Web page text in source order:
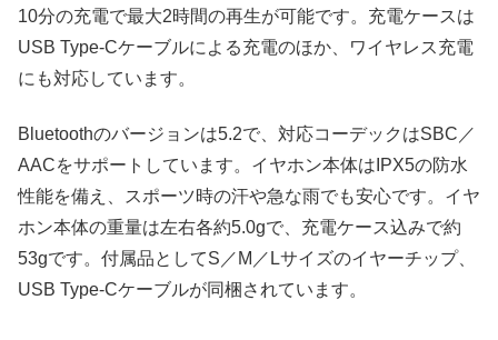
10分の充電で最大2時間の再生が可能です。充電ケースは
USB Type-Cケーブルによる充電のほか、ワイヤレス充電
にも対応しています。
Bluetoothのバージョンは5.2で、対応コーデックはSBC／
AACをサポートしています。イヤホン本体はIPX5の防水
性能を備え、スポーツ時の汗や急な雨でも安心です。イヤ
ホン本体の重量は左右各約5.0gで、充電ケース込みで約
53gです。付属品としてS／M／Lサイズのイヤーチップ、
USB Type-Cケーブルが同梱されています。